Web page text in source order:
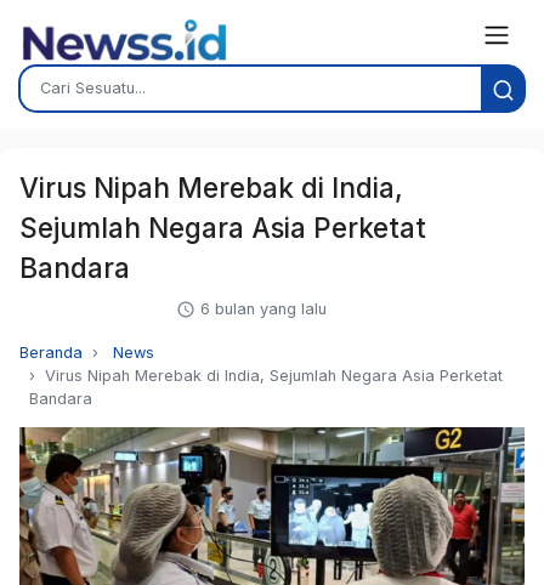
Virus Nipah Merebak di India,
Sejumlah Negara Asia Perketat
Bandara
6 bulan yang lalu
Beranda
News
Virus Nipah Merebak di India, Sejumlah Negara Asia Perketat
Bandara